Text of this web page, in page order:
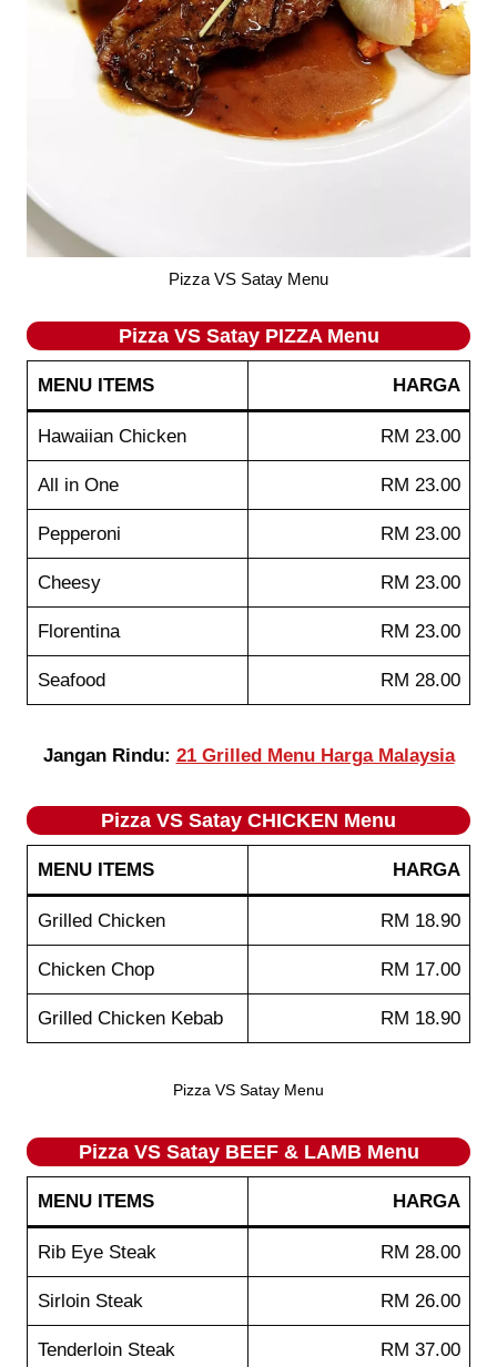
Pizza VS Satay Menu
Pizza VS Satay PIZZA Menu
MENU ITEMS HARGA
Hawaiian Chicken RM 23.00
All in One RM 23.00
Pepperoni RM 23.00
Cheesy RM 23.00
Florentina RM 23.00
Seafood RM 28.00
Jangan Rindu: 21 Grilled Menu Harga Malaysia
Pizza VS Satay CHICKEN Menu
MENU ITEMS HARGA
Grilled Chicken RM 18.90
Chicken Chop RM 17.00
Grilled Chicken Kebab RM 18.90
Pizza VS Satay Menu
Pizza VS Satay BEEF & LAMB Menu
MENU ITEMS HARGA
Rib Eye Steak RM 28.00
Sirloin Steak RM 26.00
Tenderloin Steak RM 37.00